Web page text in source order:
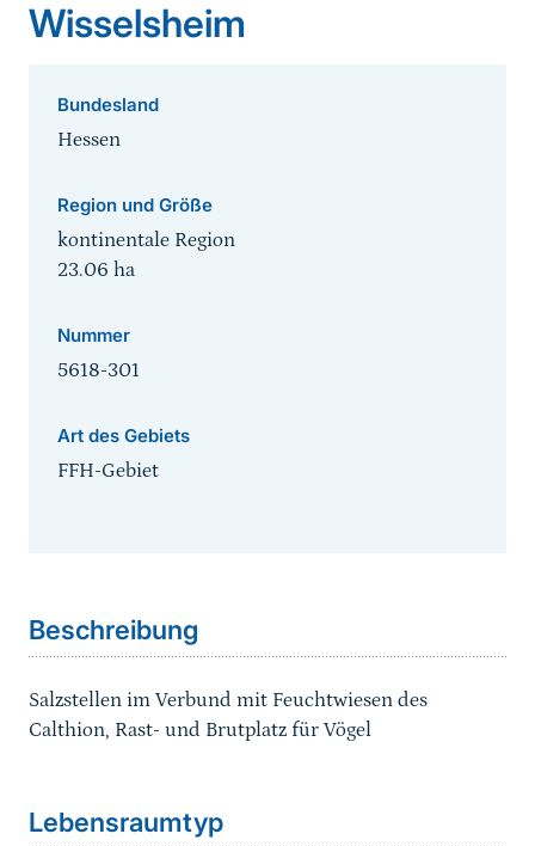
Wisselsheim
Bundesland
Hessen
Region und Größe
kontinentale Region
23.06 ha
Nummer
5618-301
Art des Gebiets
FFH-Gebiet
Beschreibung
Salzstellen im Verbund mit Feuchtwiesen des
Calthion, Rast- und Brutplatz für Vögel
Lebensraumtyp